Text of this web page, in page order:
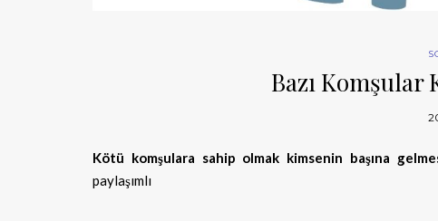
Bazı
Kötü komşulara sahip olmak kimsenin başına
paylaşımlı